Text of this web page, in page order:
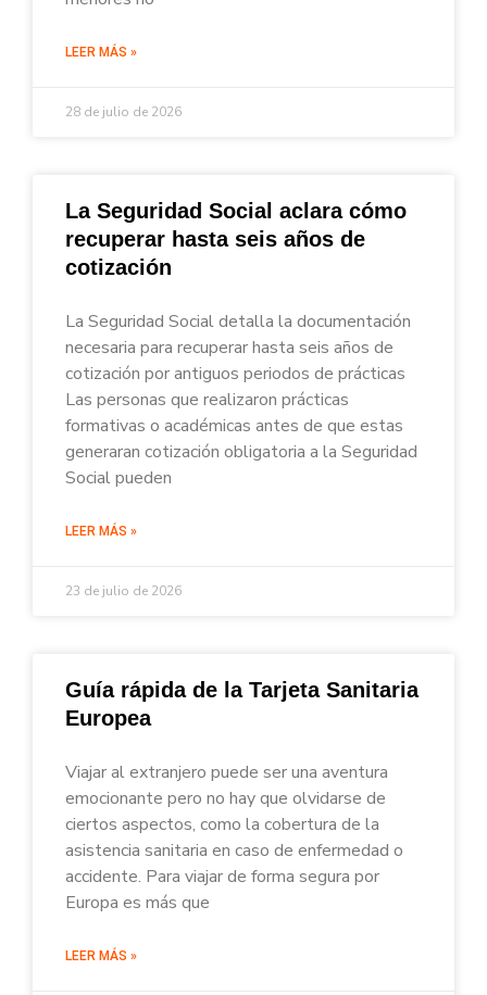
LEER MÁS »
28 de julio de 2026
La Seguridad Social aclara cómo
recuperar hasta seis años de
cotización
La Seguridad Social detalla la documentación
necesaria para recuperar hasta seis años de
cotización por antiguos periodos de prácticas
Las personas que realizaron prácticas
formativas o académicas antes de que estas
generaran cotización obligatoria a la Seguridad
Social pueden
LEER MÁS »
23 de julio de 2026
Guía rápida de la Tarjeta Sanitaria
Europea
Viajar al extranjero puede ser una aventura
emocionante pero no hay que olvidarse de
ciertos aspectos, como la cobertura de la
asistencia sanitaria en caso de enfermedad o
accidente. Para viajar de forma segura por
Europa es más que
LEER MÁS »